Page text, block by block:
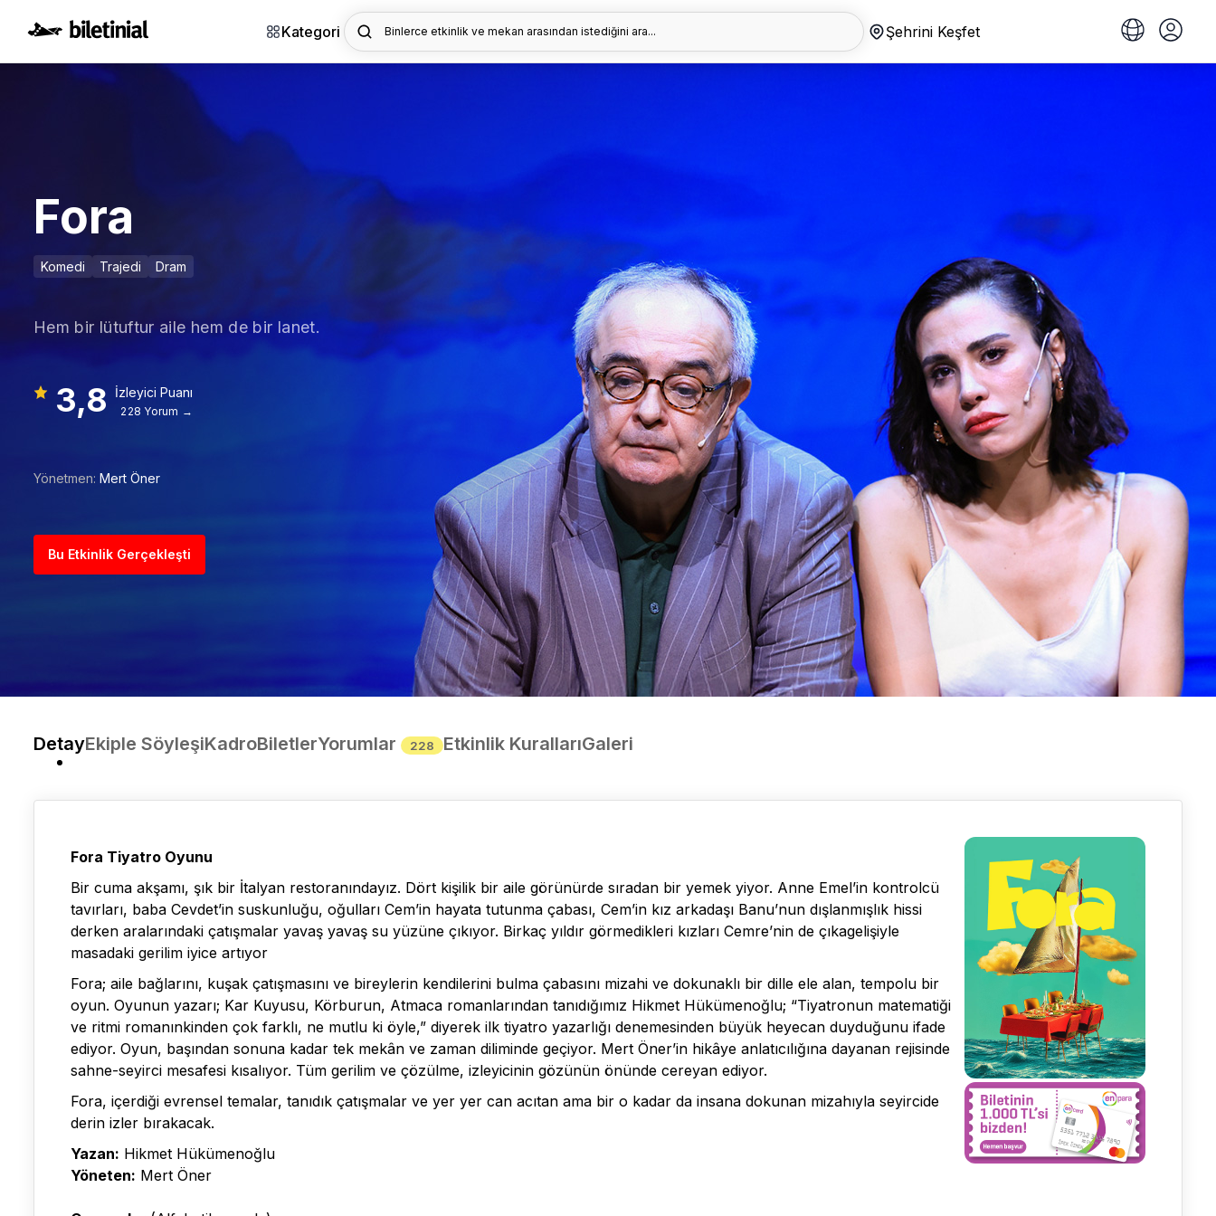
Kategori Binlerce etkinlik ve mekan arasından istediğini ara... Şehrini Keşfet
Fora
Komedi Trajedi Dram
Hem bir lütuftur aile hem de bir lanet.
3,8 İzleyici Puanı
228 Yorum →
Yönetmen: Mert Öner
Bu Etkinlik Gerçekleşti
DetayEkiple SöyleşiKadroBiletlerYorumlar 228 Etkinlik KurallarıGaleri
Fora Tiyatro Oyunu
Bir cuma akşamı, şık bir İtalyan restoranındayız. Dört kişilik bir aile görünürde sıradan bir yemek yiyor. Anne Emel’in kontrolcü
tavırları, baba Cevdet’in suskunluğu, oğulları Cem’in hayata tutunma çabası, Cem’in kız arkadaşı Banu’nun dışlanmışlık hissi
derken aralarındaki çatışmalar yavaş yavaş su yüzüne çıkıyor. Birkaç yıldır görmedikleri kızları Cemre’nin de çıkagelişiyle
masadaki gerilim iyice artıyor
Fora; aile bağlarını, kuşak çatışmasını ve bireylerin kendilerini bulma çabasını mizahi ve dokunaklı bir dille ele alan, tempolu bir
oyun. Oyunun yazarı; Kar Kuyusu, Körburun, Atmaca romanlarından tanıdığımız Hikmet Hükümenoğlu; “Tiyatronun matematiği
ve ritmi romanınkinden çok farklı, ne mutlu ki öyle,” diyerek ilk tiyatro yazarlığı denemesinden büyük heyecan duyduğunu ifade
ediyor. Oyun, başından sonuna kadar tek mekân ve zaman diliminde geçiyor. Mert Öner’in hikâye anlatıcılığına dayanan rejisinde
sahne-seyirci mesafesi kısalıyor. Tüm gerilim ve çözülme, izleyicinin gözünün önünde cereyan ediyor.
Fora, içerdiği evrensel temalar, tanıdık çatışmalar ve yer yer can acıtan ama bir o kadar da insana dokunan mizahıyla seyircide
derin izler bırakacak.
Yazan: Hikmet Hükümenoğlu
Yöneten: Mert Öner